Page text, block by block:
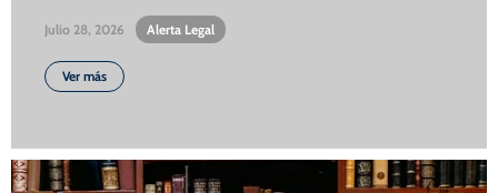
Julio 28, 2026 Alerta Legal
Ver más